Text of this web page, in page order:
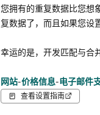
您拥有的重复数据比您想
复数据了，而且如果您设
幸运的是，开发匹配与合
网站-价格信息-电子邮件
查看设置指南